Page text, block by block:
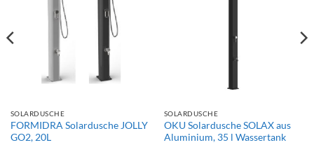
SOLARDUSCHE
FORMIDRA Solardusche JOLLY
GO2, 20L
SOLARDUSCHE
OKU Solardusche SOLAX aus
Aluminium, 35 l Wassertank